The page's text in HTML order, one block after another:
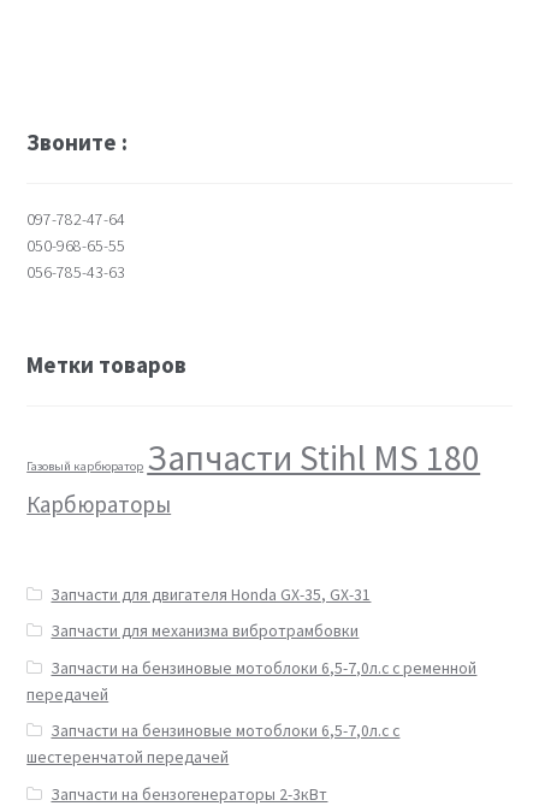
Звоните :
097-782-47-64
050-968-65-55
056-785-43-63
Метки товаров
Газовый карбюратор Запчасти Stihl MS 180
Карбюраторы
Запчасти для двигателя Honda GX-35, GX-31
Запчасти для механизма вибротрамбовки
Запчасти на бензиновые мотоблоки 6,5-7,0л.с с ременной
передачей
Запчасти на бензиновые мотоблоки 6,5-7,0л.с с
шестеренчатой передачей
Запчасти на бензогенераторы 2-3кВт